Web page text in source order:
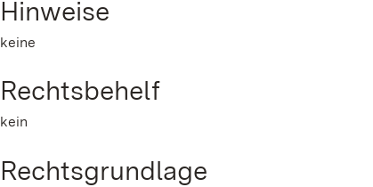
Hinweise
keine
Rechtsbehelf
kein
Rechtsgrundlage